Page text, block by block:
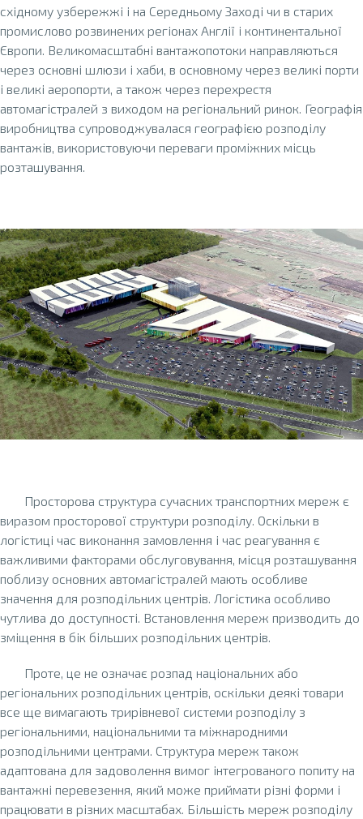
східному узбережжі і на Середньому Заході чи в старих
промислово розвинених регіонах Англії і континентальної
Європи. Великомасштабні вантажопотоки направляються
через основні шлюзи і хаби, в основному через великі порти
і великі аеропорти, а також через перехрестя
автомагістралей з виходом на регіональний ринок. Географія
виробництва супроводжувалася географією розподілу
вантажів, використовуючи переваги проміжних місць
розташування.
Просторова структура сучасних транспортних мереж є
виразом просторової структури розподілу. Оскільки в
логістиці час виконання замовлення і час реагування є
важливими факторами обслуговування, місця розташування
поблизу основних автомагістралей мають особливе
значення для розподільних центрів. Логістика особливо
чутлива до доступності. Встановлення мереж призводить до
зміщення в бік більших розподільних центрів.
Проте, це не означає розпад національних або
регіональних розподільних центрів, оскільки деякі товари
все ще вимагають трирівневої системи розподілу з
регіональними, національними та міжнародними
розподільними центрами. Структура мереж також
адаптована для задоволення вимог інтегрованого попиту на
вантажні перевезення, який може приймати різні форми і
працювати в різних масштабах. Більшість мереж розподілу